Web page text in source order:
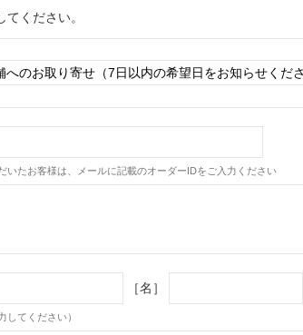
ください。
いたお客様は、メールに記載のオーダーIDをご入力ください
［名］
してください）